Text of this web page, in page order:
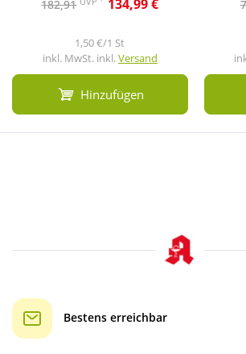
182,91 134,99 €
1,50 €/1 St
inkl. MwSt. inkl.Versand
Hinzufügen
Bestens erreichbar